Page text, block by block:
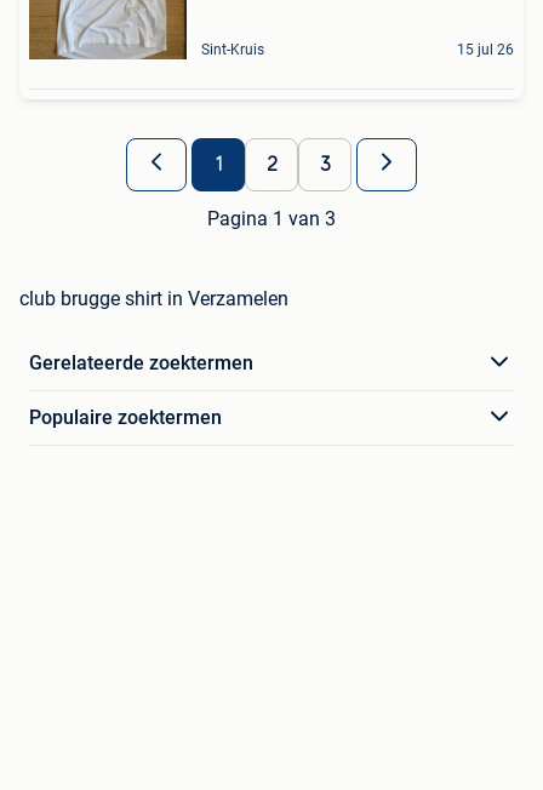
Sint-Kruis 15 jul 26
1 2 3
Pagina 1 van 3
club brugge shirt in Verzamelen
Gerelateerde zoektermen
Populaire zoektermen